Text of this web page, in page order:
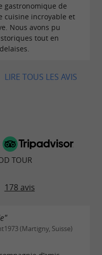
gastronomique de
cuisine incroyable et
Nous avons pu
tout en
LIRE TOUS LES AVIS
TOUR
178 avis
(Martigny, Suisse)